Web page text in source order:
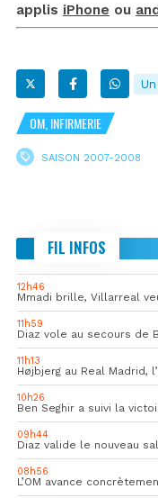
applis iPhone ou
OM, INFIRMERIE
SAISON 2007-2008
FIL INFOS
12h46
Mmadi brille, Villarreal
11h59
Diaz vole au secours de
11h13
Højbjerg au Real Madrid,
10h26
Ben Seghir a suivi la
09h44
Diaz valide le nouveau
08h56
L’OM avance